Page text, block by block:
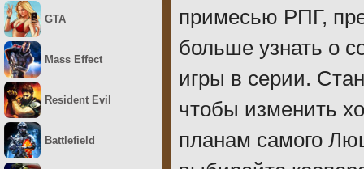
примесью РПГ,
больше узнать о
игры в серии.
чтобы изменить
планам самого
GTA
Mass Effect
Resident Evil
Battlefield